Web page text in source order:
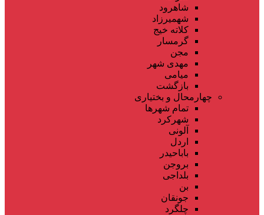
شاهرود
شهمیرزاد
کلاته خیج
گرمسار
مجن
مهدی شهر
میامی
بازگشت
چهارمحال و بختیاری
تمام شهر‌ها
شهرکرد
آلونی
اردل
باباحیدر
بروجن
بلداجی
بن
جونقان
چلگرد